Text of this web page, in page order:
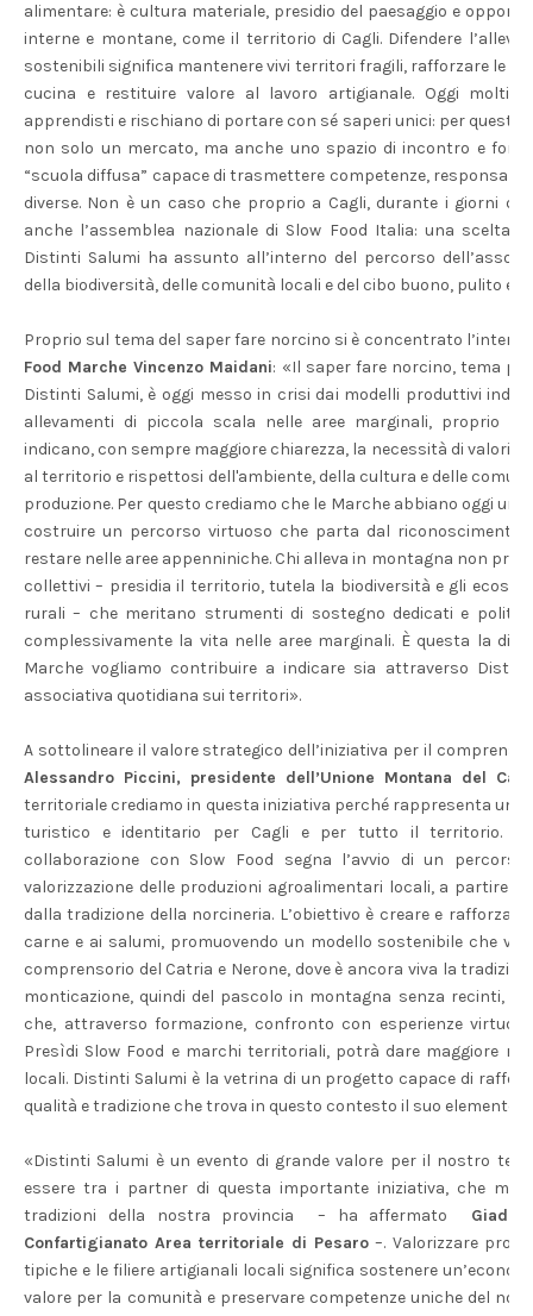
alimentare: è cultura materiale, presidio del paesaggio e
interne e montane, come il territorio di Cagli. Difendere
sostenibili significa mantenere vivi territori fragili, rafforzare le
cucina e restituire valore al lavoro artigianale. Oggi molti
apprendisti e rischiano di portare con sé saperi unici: per questo
non solo un mercato, ma anche uno spazio di incontro e
“scuola diffusa” capace di trasmettere competenze,
diverse. Non è un caso che proprio a Cagli, durante i giorni
anche l’assemblea nazionale di Slow Food Italia: una scelta
Distinti Salumi ha assunto all’interno del percorso
della biodiversità, delle comunità locali e del cibo buono, pulito e
Proprio sul tema del saper fare norcino si è concentrato
Food Marche Vincenzo Maidani: «Il saper fare norcino, tema
Distinti Salumi, è oggi messo in crisi dai modelli produttivi
allevamenti di piccola scala nelle aree marginali, proprio
indicano, con sempre maggiore chiarezza, la necessità di
al territorio e rispettosi dell'ambiente, della cultura e delle
produzione. Per questo crediamo che le Marche abbiano oggi
costruire un percorso virtuoso che parta dal riconoscimento
restare nelle aree appenniniche. Chi alleva in montagna non
collettivi – presidia il territorio, tutela la biodiversità e gli
rurali – che meritano strumenti di sostegno dedicati e
complessivamente la vita nelle aree marginali. È questa la
Marche vogliamo contribuire a indicare sia attraverso
associativa quotidiana sui territori».
A sottolineare il valore strategico dell’iniziativa per il
Alessandro Piccini, presidente dell’Unione Montana del
territoriale crediamo in questa iniziativa perché rappresenta un
turistico e identitario per Cagli e per tutto il territorio.
collaborazione con Slow Food segna l’avvio di un
valorizzazione delle produzioni agroalimentari locali, a partire
dalla tradizione della norcineria. L’obiettivo è creare e
carne e ai salumi, promuovendo un modello sostenibile che
comprensorio del Catria e Nerone, dove è ancora viva la
monticazione, quindi del pascolo in montagna senza recinti, in
che, attraverso formazione, confronto con esperienze
Presìdi Slow Food e marchi territoriali, potrà dare maggiore
locali. Distinti Salumi è la vetrina di un progetto capace di
qualità e tradizione che trova in questo contesto il suo elemento
«Distinti Salumi è un evento di grande valore per il nostro
essere tra i partner di questa importante iniziativa, che
tradizioni della nostra provincia – ha affermato Giada
Confartigianato Area territoriale di Pesaro –. Valorizzare
tipiche e le filiere artigianali locali significa sostenere
valore per la comunità e preservare competenze uniche del